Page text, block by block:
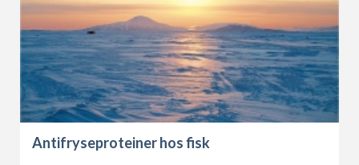
Antifryseproteiner hos fisk